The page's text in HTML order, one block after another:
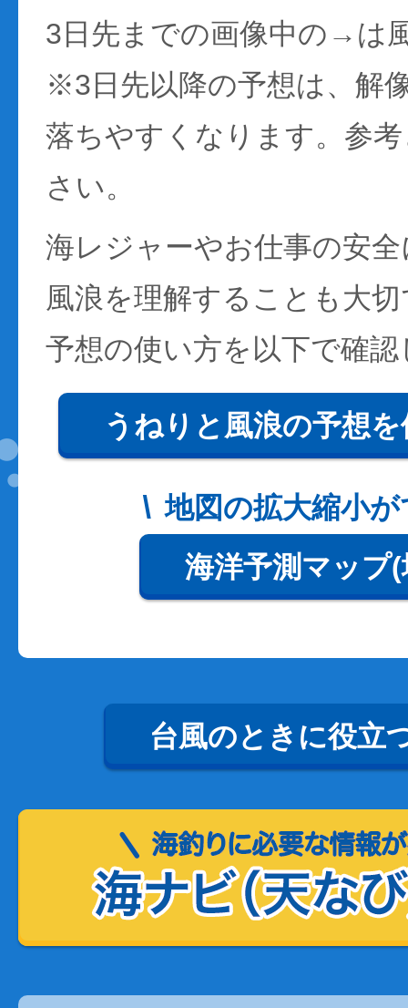
3日先までの画像中の→は
※3日先以降の予想は、解
落ちやすくなります。参
さい。
海レジャーやお仕事の安
風浪を理解することも大
予想の使い方を以下で確
うねりと風浪の予想
地図の拡大縮小
海洋予測マップ
台風のときに役立